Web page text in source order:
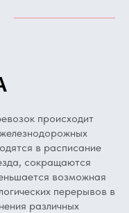
происходит
в расписание
сокращаются
возможная
перерывов в
различных